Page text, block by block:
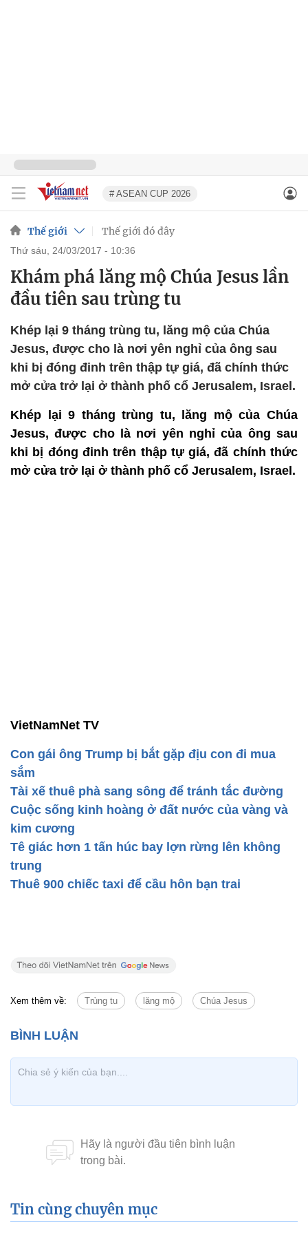
# ASEAN CUP 2026
Thế giới Thế giới đó đây
thứ sáu, 24/03/2017 - 10:36
Khám phá lăng mộ Chúa Jesus lần
đầu tiên sau trùng tu
Khép lại 9 tháng trùng tu, lăng mộ của Chúa
Jesus, được cho là nơi yên nghỉ của ông sau
khi bị đóng đinh trên thập tự giá, đã chính thức
mở cửa trở lại ở thành phố cổ Jerusalem, Israel.
Khép lại 9 tháng trùng tu, lăng mộ của Chúa
Jesus, được cho là nơi yên nghỉ của ông sau
khi bị đóng đinh trên thập tự giá, đã chính thức
mở cửa trở lại ở thành phố cổ Jerusalem, Israel.
VietNamNet TV
Con gái ông Trump bị bắt gặp địu con đi mua
sắm
Tài xế thuê phà sang sông để tránh tắc đường
Cuộc sống kinh hoàng ở đất nước của vàng và
kim cương
Tê giác hơn 1 tấn húc bay lợn rừng lên không
trung
Thuê 900 chiếc taxi để cầu hôn bạn trai
Xem thêm về: Trùng tu lăng mộ Chúa Jesus
Tin cùng chuyên mục